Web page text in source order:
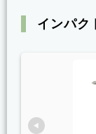
インパク